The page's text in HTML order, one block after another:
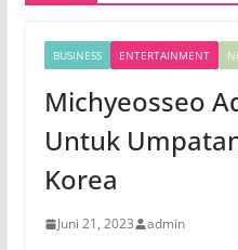
BUSINESS ENTERTAINMENT
Michyeosseo
Untuk
Korea
Juni 21, 2023 admin